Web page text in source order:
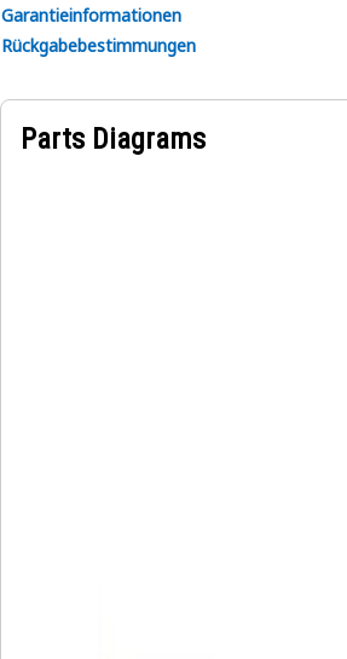
Garantieinformationen
Rückgabebestimmungen
Parts Diagrams